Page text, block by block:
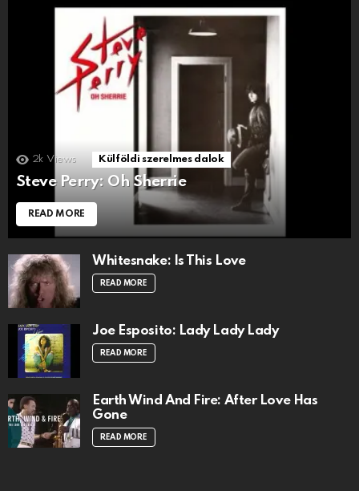
2k Views Külföldi szerelmes dalok
Steve Perry: Oh Sherrie
READ MORE
Whitesnake: Is This Love
READ MORE
Joe Esposito: Lady Lady Lady
READ MORE
Earth Wind And Fire: After Love Has
Gone
READ MORE